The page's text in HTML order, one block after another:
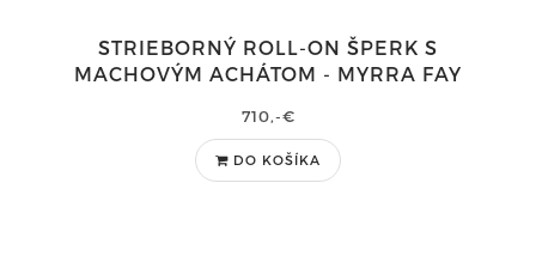
STRIEBORNÝ ROLL-ON ŠPERK S
MACHOVÝM ACHÁTOM - MYRRA FAY
710,-€
DO KOŠÍKA